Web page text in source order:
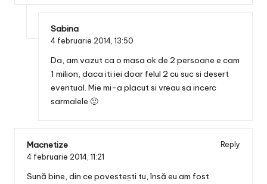
Sabina
4 februarie 2014, 13:50
Da, am vazut ca o masa ok de 2 persoane e cam
1 milion, daca iti iei doar felul 2 cu suc si desert
eventual. Mie mi-a placut si vreau sa incerc
sarmalele 🙂
Macnetize
Reply
4 februarie 2014, 11:21
Sună bine, din ce povestești tu, însă eu am fost